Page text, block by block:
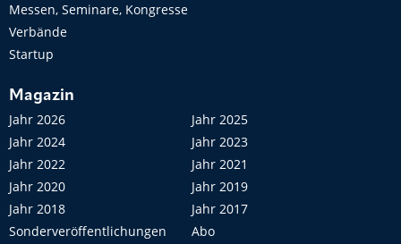
Messen, Seminare, Kongresse
Verbände
Startup
Magazin
Jahr 2026
Jahr 2025
Jahr 2024
Jahr 2023
Jahr 2022
Jahr 2021
Jahr 2020
Jahr 2019
Jahr 2018
Jahr 2017
Sonderveröffentlichungen
Abo